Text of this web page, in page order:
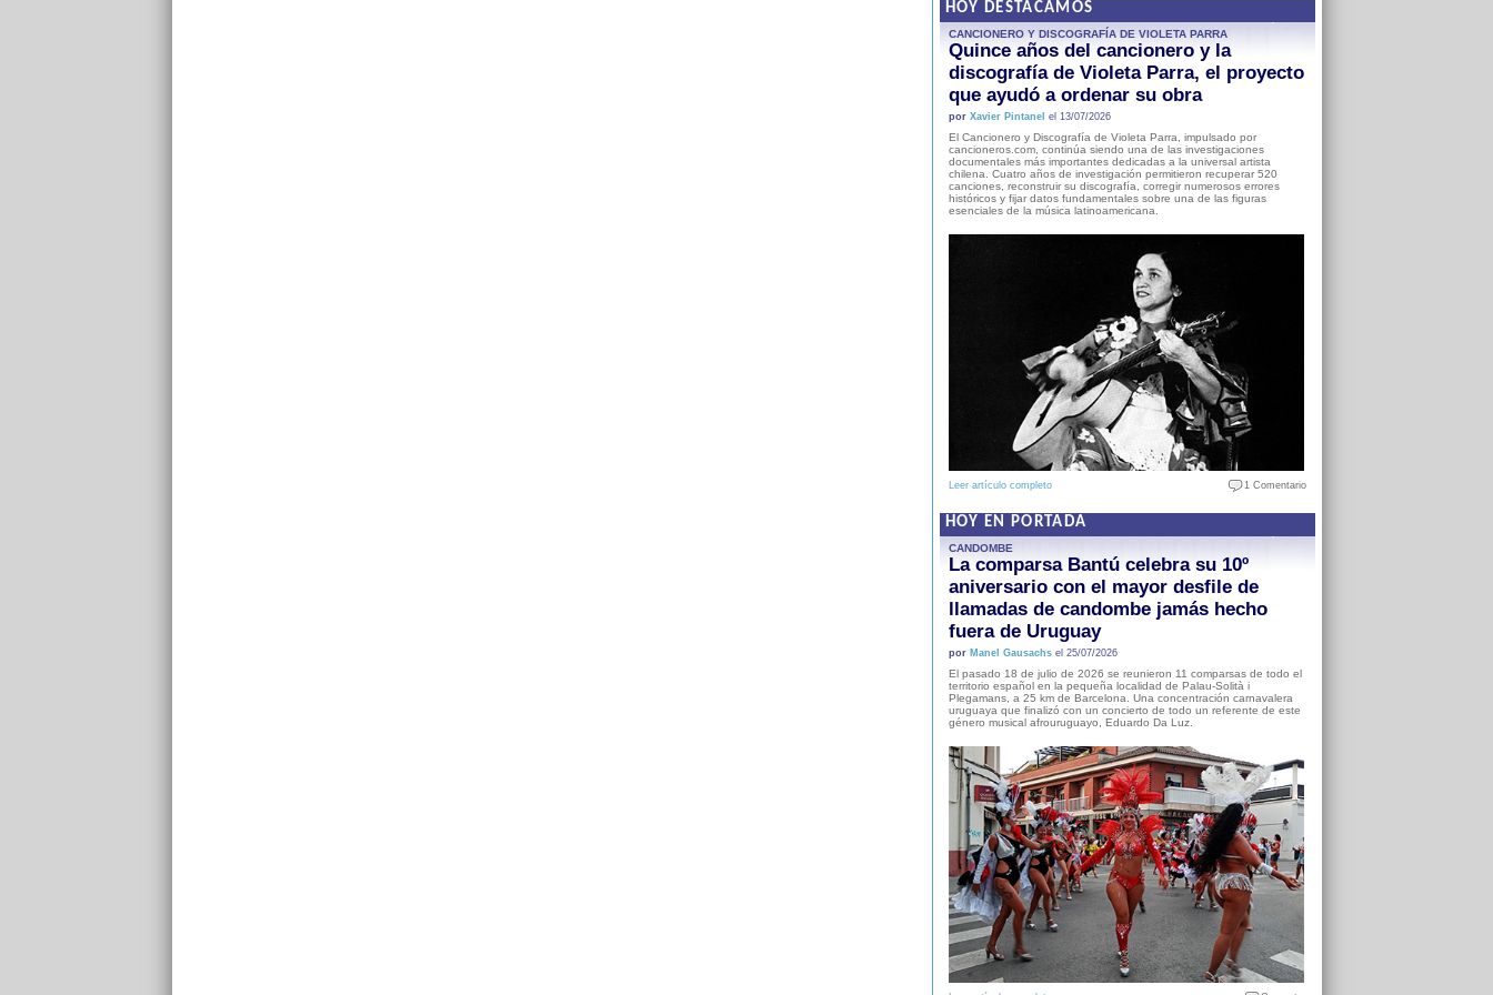
HOY DESTACAMOS
CANCIONERO Y DISCOGRAFÍA DE VIOLETA PARRA
Quince años del cancionero y la
discografía de Violeta Parra, el proyecto
que ayudó a ordenar su obra
por Xavier Pintanel el 13/07/2026
El Cancionero y Discografía de Violeta Parra, impulsado por
cancioneros.com, continúa siendo una de las investigaciones
documentales más importantes dedicadas a la universal artista
chilena. Cuatro años de investigación permitieron recuperar 520
canciones, reconstruir su discografía, corregir numerosos errores
históricos y fijar datos fundamentales sobre una de las figuras
esenciales de la música latinoamericana.
Leer artículo completo 1 Comentario
HOY EN PORTADA
CANDOMBE
La comparsa Bantú celebra su 10º
aniversario con el mayor desfile de
llamadas de candombe jamás hecho
fuera de Uruguay
por Manel Gausachsel 25/07/2026
El pasado 18 de julio de 2026 se reunieron 11 comparsas de todo el
territorio español en la pequeña localidad de Palau-Solità i
Plegamans, a 25 km de Barcelona. Una concentración carnavalera
uruguaya que finalizó con un concierto de todo un referente de este
género musical afrouruguayo, Eduardo Da Luz.